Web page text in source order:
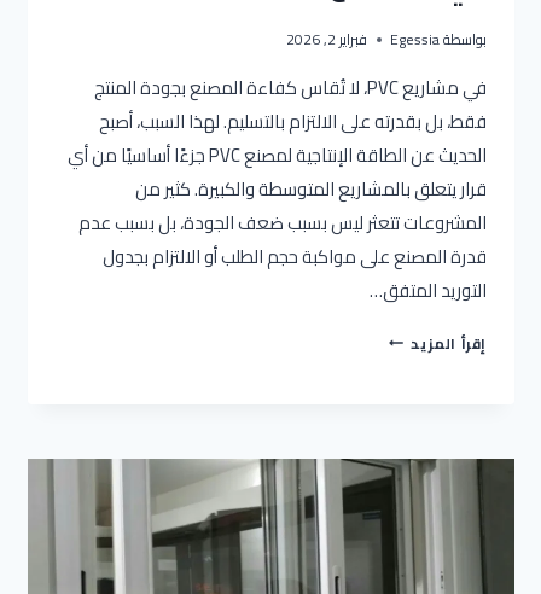
بواسطةEgessia فبراير 2, 2026
في مشاريع PVC، لا تُقاس كفاءة المصنع بجودة المنتج
فقط، بل بقدرته على الالتزام بالتسليم. لهذا السبب، أصبح
الحديث عن الطاقة الإنتاجية لمصنع PVC جزءًا أساسيًا من أي
قرار يتعلق بالمشاريع المتوسطة والكبيرة. كثير من
المشروعات تتعثر ليس بسبب ضعف الجودة، بل بسبب عدم
قدرة المصنع على مواكبة حجم الطلب أو الالتزام بجدول
التوريد المتفق…
إقرأ المزيد الطاقة
مشاريع
2026